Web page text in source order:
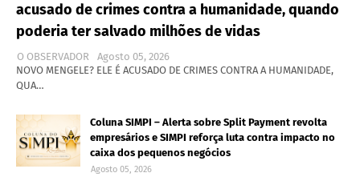
acusado de crimes contra a humanidade, quando
poderia ter salvado milhões de vidas
O OBSERVADOR
Agosto 05, 2026
NOVO MENGELE? ELE É ACUSADO DE CRIMES CONTRA A HUMANIDADE,
QUA…
Coluna SIMPI – Alerta sobre Split Payment revolta
empresários e SIMPI reforça luta contra impacto no
caixa dos pequenos negócios
Agosto 05, 2026